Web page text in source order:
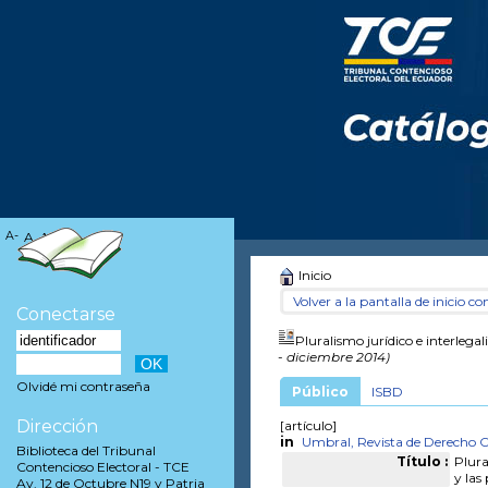
Inicio
Volver a la pantalla de inicio
Pluralismo jurídico e
- diciembre 2014)
Público ISBD
[artículo]
in Umbral, Revista de Derecho
Título :
y las
A- A A+
Conectarse
Olvidé mi contraseña
Dirección
Biblioteca del Tribunal
Contencioso Electoral - TCE
Av. 12 de Octubre N19 y Patria